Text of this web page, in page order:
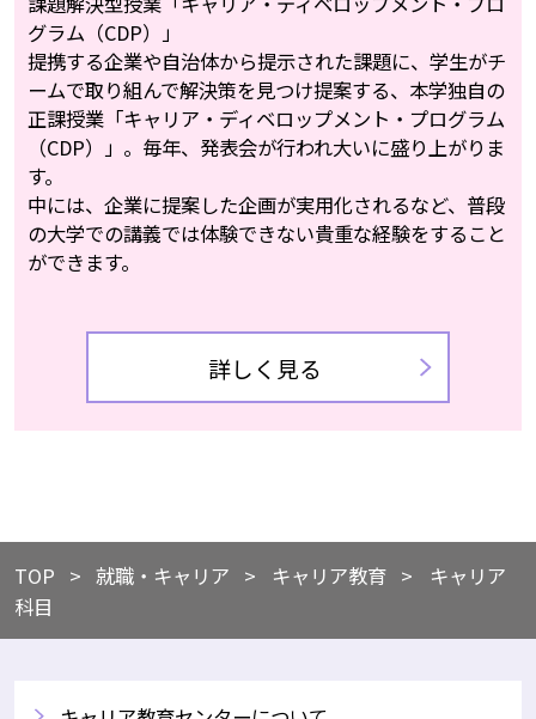
グラム（CDP）」
提携する企業や自治体から提示された課題に、学生がチ
ームで取り組んで解決策を見つけ提案する、本学独自の
正課授業「キャリア・ディベロップメント・プログラム
（CDP）」。毎年、発表会が行われ大いに盛り上がりま
す。
中には、企業に提案した企画が実用化されるなど、普段
の大学での講義では体験できない貴重な経験をすること
ができます。
詳しく見る
TOP ​就職・キャリア ​キャリア教育
キャリア
科目